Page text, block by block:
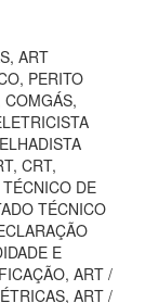
ART
PERITO
CRT,
DE
TÉCNICO
E
ART /
ART /